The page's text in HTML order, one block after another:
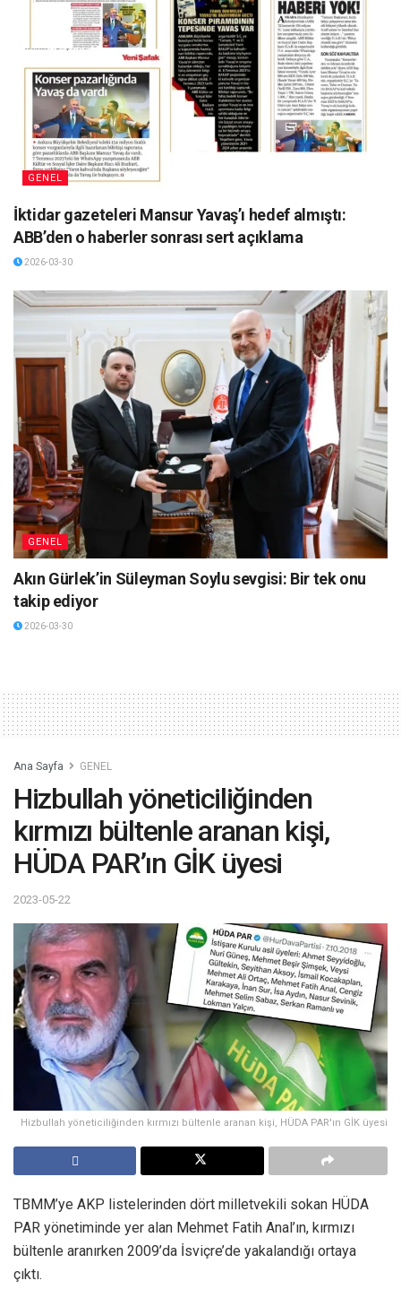
GENEL
İktidar gazeteleri Mansur Yavaş’ı hedef almıştı:
ABB’den o haberler sonrası sert açıklama
2026-03-30
GENEL
Akın Gürlek’in Süleyman Soylu sevgisi: Bir tek onu
takip ediyor
2026-03-30
Ana Sayfa GENEL
Hizbullah yöneticiliğinden
kırmızı bültenle aranan kişi,
HÜDA PAR’ın GİK üyesi
2023-05-22
Hizbullah yöneticiliğinden kırmızı bültenle aranan kişi, HÜDA PAR'ın GİK üyesi
TBMM’ye AKP listelerinden dört milletvekili sokan HÜDA
PAR yönetiminde yer alan Mehmet Fatih Anal’ın, kırmızı
bültenle aranırken 2009’da İsviçre’de yakalandığı ortaya
çıktı.